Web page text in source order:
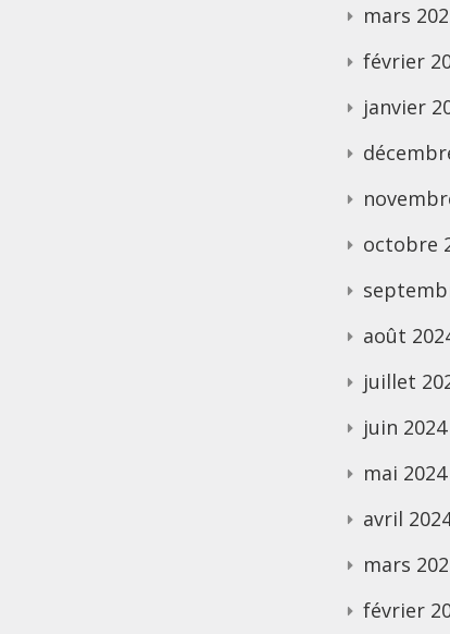
mars
février
janvier
octobre
août
juillet
juin 2024
mai 2024
avril
mars
février